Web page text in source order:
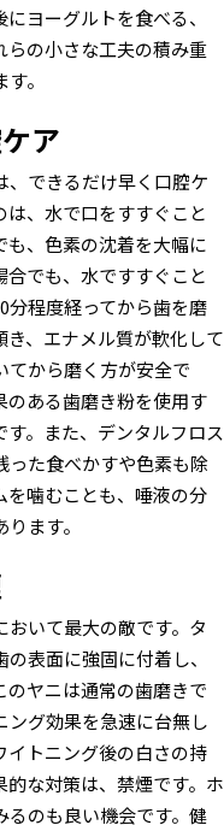
ヨーグルトを食べる、
らの小さな工夫の積み重
。
ア
、できるだけ早く口腔ケ
、水で口をすすぐこと
、色素の沈着を大幅に
でも、水ですすぐこと
分程度経ってから歯を磨
、エナメル質が軟化して
てから磨く方が安全で
のある歯磨き粉を使用す
。また、デンタルフロス
った食べかすや色素も除
を噛むことも、唾液の分
ます。
いて最大の敵です。タ
表面に強固に付着し、
ヤニは通常の歯磨きで
ング効果を急速に台無し
イトニング後の白さの持
な対策は、禁煙です。ホ
るのも良い機会です。健